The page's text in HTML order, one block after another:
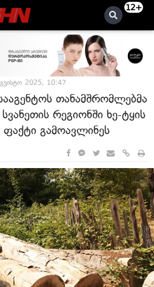
12+
2025, 10:47
თანამშრომლებმა
რეგიონში ხე-ტყის
გამოავლინეს